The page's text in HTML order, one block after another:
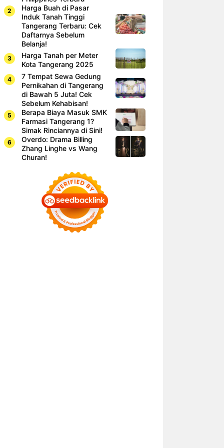
Harga Buah di Pasar
Induk Tanah Tinggi
Tangerang Terbaru: Cek
Daftarnya Sebelum
Belanja!
Harga Tanah per Meter
Kota Tangerang 2025
7 Tempat Sewa Gedung
Pernikahan di Tangerang
di Bawah 5 Juta! Cek
Sebelum Kehabisan!
Berapa Biaya Masuk SMK
Farmasi Tangerang 1?
Simak Rinciannya di Sini!
Overdo: Drama Billing
Zhang Linghe vs Wang
Churan!